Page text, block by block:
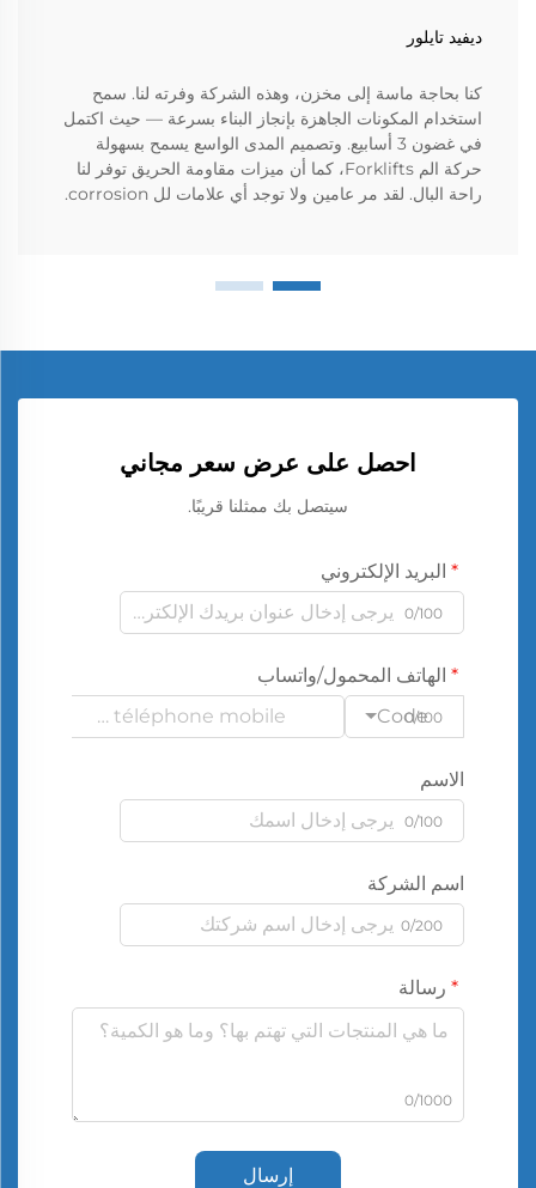
ديفيد تايلور
كنا بحاجة ماسة إلى مخزن، وهذه الشركة وفرته لنا. سمح
استخدام المكونات الجاهزة بإنجاز البناء بسرعة — حيث اكتمل
في غضون 3 أسابيع. وتصميم المدى الواسع يسمح بسهولة
حركة الم Forklifts، كما أن ميزات مقاومة الحريق توفر لنا
راحة البال. لقد مر عامين ولا توجد أي علامات لل corrosion.
احصل على عرض سعر مجاني
سيتصل بك ممثلنا قريبًا.
البريد الإلكتروني
0/100
الهاتف المحمول/واتساب
Code
0/100
الاسم
0/100
اسم الشركة
0/200
رسالة
0/1000
إرسال